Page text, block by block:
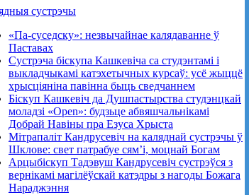
сустрэчы
«Па-суседску»: незвычайнае калядаванне ў
Паставах
Сустрэча біскупа Кашкевіча са студэнтамі і
выкладчыкамі катэхетычных курсаў: усё жыццё
хрысціяніна павінна быць сведчаннем
Біскуп Кашкевіч да Душпастырства студэнцкай
моладзі «Open»: будзьце абвяшчальнікамі
Добрай Навіны пра Езуса Хрыста
Мітрапаліт Кандрусевіч на каляднай сустрэчы ў
Шклове: свет патрабуе сям’і, моцнай Богам
Арцыбіскуп Тадэвуш Кандрусевіч сустрэўся з
вернікамі магілёўскай катэдры з нагоды Божага
Нараджэння